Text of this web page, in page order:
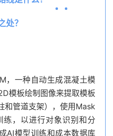
处？
，一种自动生成混凝土模
模板绘制图像来提取模板
和管道支架），使用Mask
练，以进行对象识别和分
AI模型训练和成本数据库